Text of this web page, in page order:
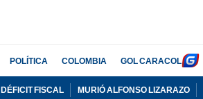
POLÍTICA COLOMBIA GOL CARACOL
DÉFICIT FISCAL MURIÓ ALFONSO LIZARAZO